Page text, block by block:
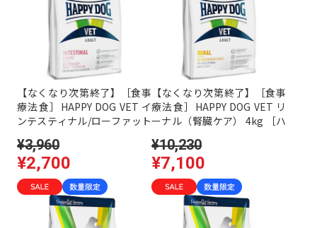
【なくなり次第終了】［食事
療法食］HAPPY DOG VET イ
ンテスティナル/ローファット
［ハッピードッグ］
¥3,960
¥2,700
【なくなり次第終了】［食事
療法食］HAPPY DOG VET リ
ーナル（腎臓ケア） 4kg ［ハ
¥10,230
¥7,100